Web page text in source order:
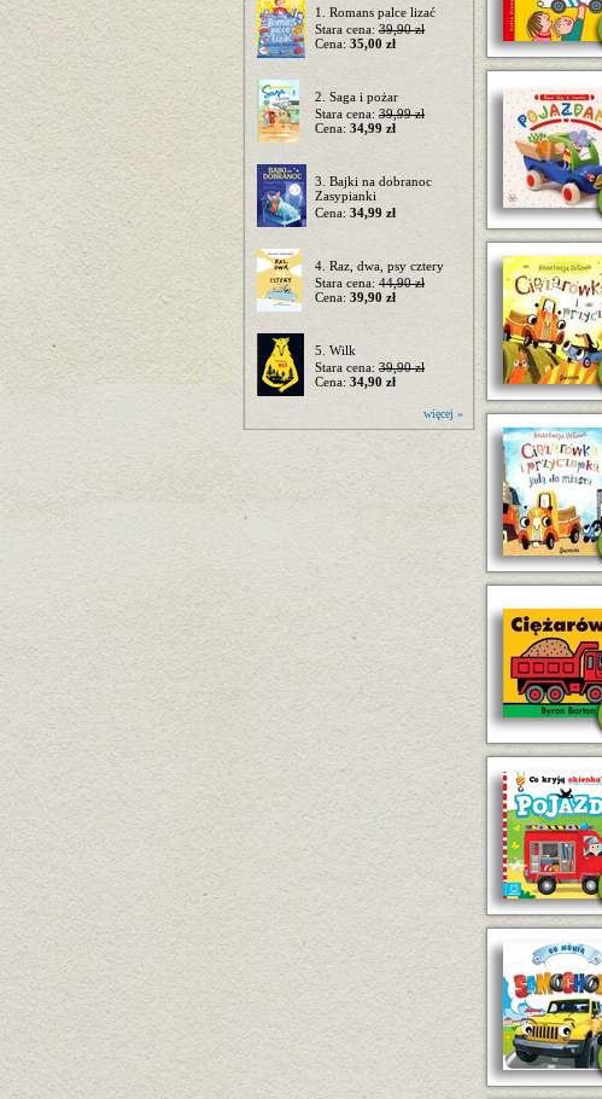
1. Romans palce lizać
Stara cena: 39,90 zł
Cena: 35,00 zł
2. Saga i pożar
Stara cena: 39,99 zł
Cena: 34,99 zł
3. Bajki na dobranoc
Zasypianki
Cena: 34,99 zł
4. Raz, dwa, psy cztery
Stara cena: 44,90 zł
Cena: 39,90 zł
5. Wilk
Stara cena: 39,90 zł
Cena: 34,90 zł
więcej »